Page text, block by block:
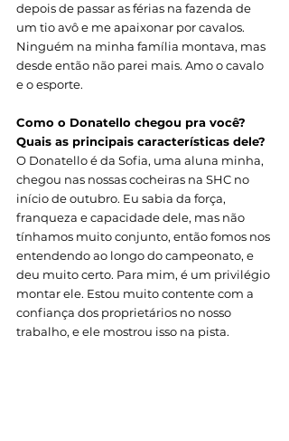
depois de passar as férias na fazenda de
um tio avô e me apaixonar por cavalos.
Ninguém na minha família montava, mas
desde então não parei mais. Amo o cavalo
e o esporte.
Como o Donatello chegou pra você?
Quais as principais características dele?
O Donatello é da Sofia, uma aluna minha,
chegou nas nossas cocheiras na SHC no
início de outubro. Eu sabia da força,
franqueza e capacidade dele, mas não
tínhamos muito conjunto, então fomos nos
entendendo ao longo do campeonato, e
deu muito certo. Para mim, é um privilégio
montar ele. Estou muito contente com a
confiança dos proprietários no nosso
trabalho, e ele mostrou isso na pista.